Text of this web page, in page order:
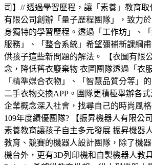
司】// 透過學習歷程，讓「素養」教育
有限公司創辦「量子歷程團隊」，致力
身獨特的學習歷程。透過「工作坊」、
服務」、「整合系統」希望彌補新課綱
供孩子這些新問題的解法。 【衣圖有限
念，降低舊衣廢棄物 衣圖團隊透過「衣
「精準媒合衣物」、「智慧品質分等」
二手衣物交換APP。團隊更積極舉辦各
企業概念深入社會，找尋自己的時尚風
109年度績優團隊? 【振昇機器人有限公
素養教育讓孩子自主多元發展 振昇機器
教育、競賽的機器人設計團隊，除了機
機台外，更有3D列印機和自製機器人教